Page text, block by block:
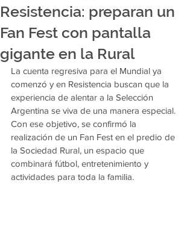
Resistencia: preparan un
Fan Fest con pantalla
gigante en la Rural
La cuenta regresiva para el Mundial ya
comenzó y en Resistencia buscan que la
experiencia de alentar a la Selección
Argentina se viva de una manera especial.
Con ese objetivo, se confirmó la
realización de un Fan Fest en el predio de
la Sociedad Rural, un espacio que
combinará fútbol, entretenimiento y
actividades para toda la familia.